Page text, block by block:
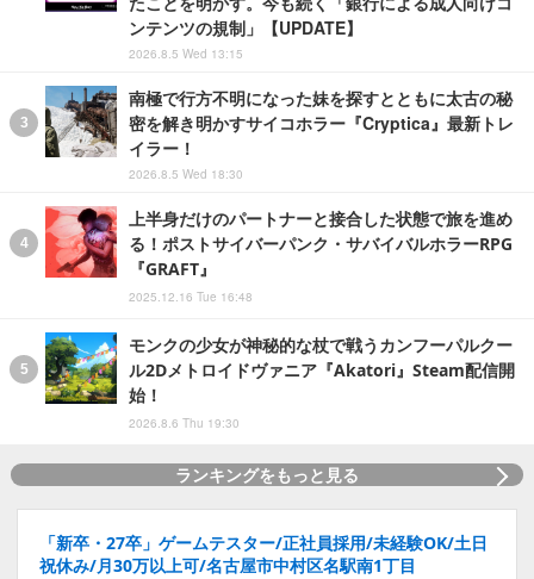
ンテンツの規制」【UPDATE】
2026.8.5 Wed 13:15
南極で行方不明になった妹を探すとともに太古の秘
密を解き明かすサイコホラー『Cryptica』最新トレ
イラー！
2026.8.5 Wed 18:30
上半身だけのパートナーと接合した状態で旅を進め
る！ポストサイバーパンク・サバイバルホラーRPG
『GRAFT』
2025.12.16 Tue 16:48
モンクの少女が神秘的な杖で戦うカンフーパルクー
ル2Dメトロイドヴァニア『Akatori』Steam配信開
始！
2026.8.6 Thu 19:30
ランキングをもっと見る
「新卒・27卒」ゲームテスター/正社員採用/未経験OK/土日
祝休み/月30万以上可/名古屋市中村区名駅南1丁目